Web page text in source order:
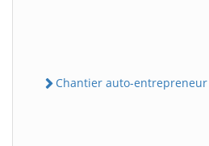
Chantier auto-entrepreneur